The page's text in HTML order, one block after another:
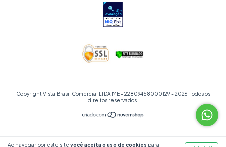
Ao navegar por este site você aceita o uso de cookies para
Copyright Vista Brasil Comercial LTDA ME - 22809458000129 - 2026. Todos os
direitos reservados.